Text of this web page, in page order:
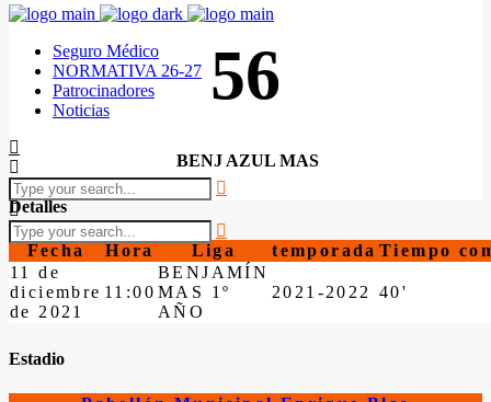
Seguro Médico
NORMATIVA 26-27
Patrocinadores
Noticias
56
BENJ AZUL MAS
Detalles
Fecha Hora Liga temporada Tiempo
11 de
diciembre
de 2021
11:00
BENJAMÍN
MAS 1º
AÑO
2021-2022 40'
Estadio